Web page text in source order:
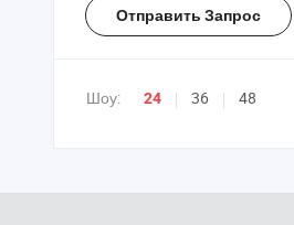
Отправить Запрос
Шоу: 24 36 48